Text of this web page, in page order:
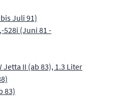
Juli 91)
528i (Juni 81 -
Jetta II (ab 83), 1.3 Liter
83)